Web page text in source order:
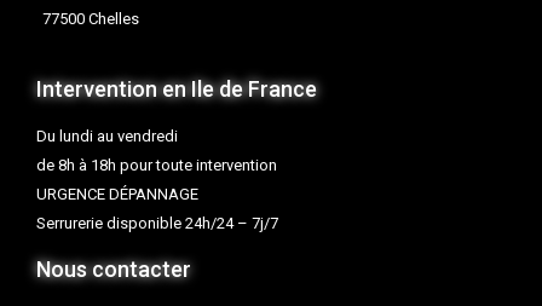
77500 Chelles
Intervention en Ile de France
Du lundi au vendredi
de 8h à 18h pour toute intervention
URGENCE DÉPANNAGE
Serrurerie disponible 24h/24 – 7j/7
Nous contacter